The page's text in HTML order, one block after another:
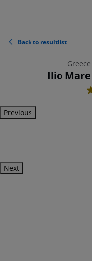
Back to resultlist
Ilio
5
Previous
Next